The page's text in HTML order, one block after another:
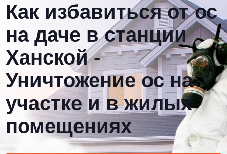
Как избавиться от ос
на даче в станции
Ханской -
Уничтожение ос на
участке и в жилых
помещениях